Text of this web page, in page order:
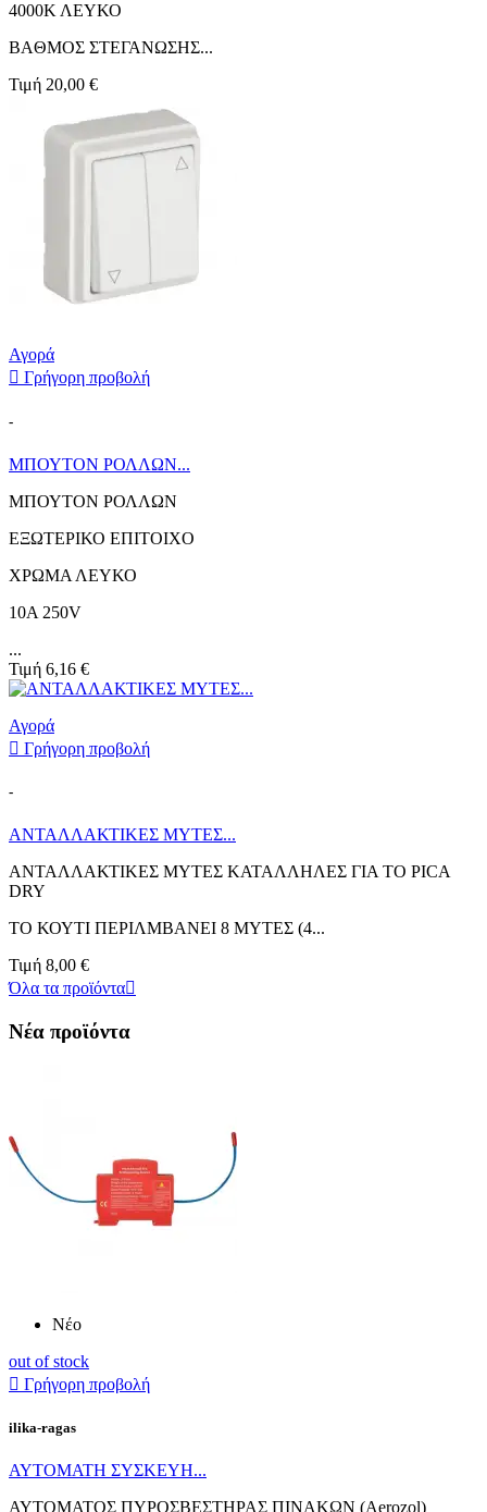
4000Κ ΛΕΥΚΟ
BAΘΜΟΣ ΣΤΕΓΑΝΩΣΗΣ...
Τιμή 20,00 €
Αγορά
 Γρήγορη προβολή
-
ΜΠΟΥΤΟΝ ΡΟΛΛΩΝ...
ΜΠΟΥΤΟΝ ΡΟΛΛΩΝ
ΕΞΩΤΕΡΙΚΟ ΕΠΙΤΟΙΧΟ
ΧΡΩΜΑ ΛΕΥΚΟ
10Α 250V
...
Τιμή 6,16 €
Αγορά
 Γρήγορη προβολή
-
ΑΝΤΑΛΛΑΚΤΙΚΕΣ ΜΥΤΕΣ...
ΑΝΤΑΛΛΑΚΤΙΚΕΣ ΜΥΤΕΣ ΚΑΤΑΛΛΗΛΕΣ ΓΙΑ ΤΟ PICA
DRY
ΤΟ ΚΟΥΤΙ ΠΕΡΙΛΜΒΑΝΕΙ 8 ΜΥΤΕΣ (4...
Τιμή 8,00 €
Όλα τα προϊόντα
Νέα προϊόντα
Νέο
out of stock
 Γρήγορη προβολή
ilika-ragas
ΑΥΤΟΜΑΤΗ ΣΥΣΚΕΥΗ...
ΑΥΤΟΜΑΤΟΣ ΠΥΡΟΣΒΕΣΤΗΡΑΣ ΠΙΝΑΚΩΝ (Aerozol)